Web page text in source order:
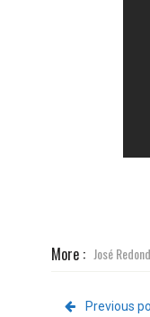
More : José
Previous